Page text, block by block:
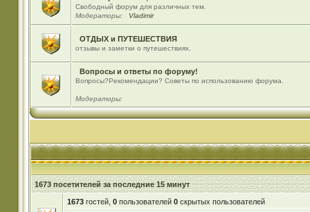
Свободный форум для различных тем.
Модераторы:
Vladimir
ОТДЫХ и ПУТЕШЕСТВИЯ
отзывы и заметки о путешествиях.
Вопросы и ответы по форуму!
Вопросы?Рекомендации? Советы по использованию форума.
Модераторы:
1673 посетителей за последние 15 минут
1673гостей, 0пользователей 0скрытых пользователей